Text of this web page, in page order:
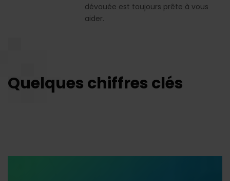
dévouée est toujours prête à vous
aider.
Quelques chiffres clés